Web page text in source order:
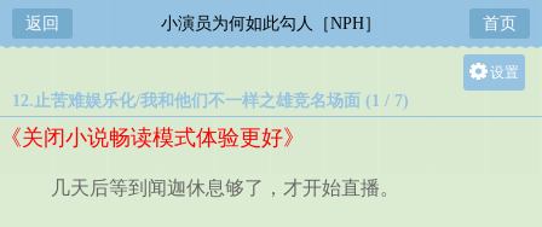
返回 小演员为何如此勾人［NPH］ 首页
设置
12.止苦难娱乐化/我和他们不一样之雄竞名场面 (1 / 7)
《关闭小说畅读模式体验更好》
几天后等到闻迦休息够了，才开始直播。